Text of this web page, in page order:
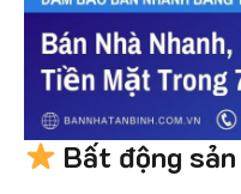
Bất động